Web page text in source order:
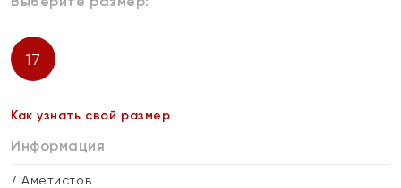
17
Как узнать свой размер
Информация
7 Аметистов